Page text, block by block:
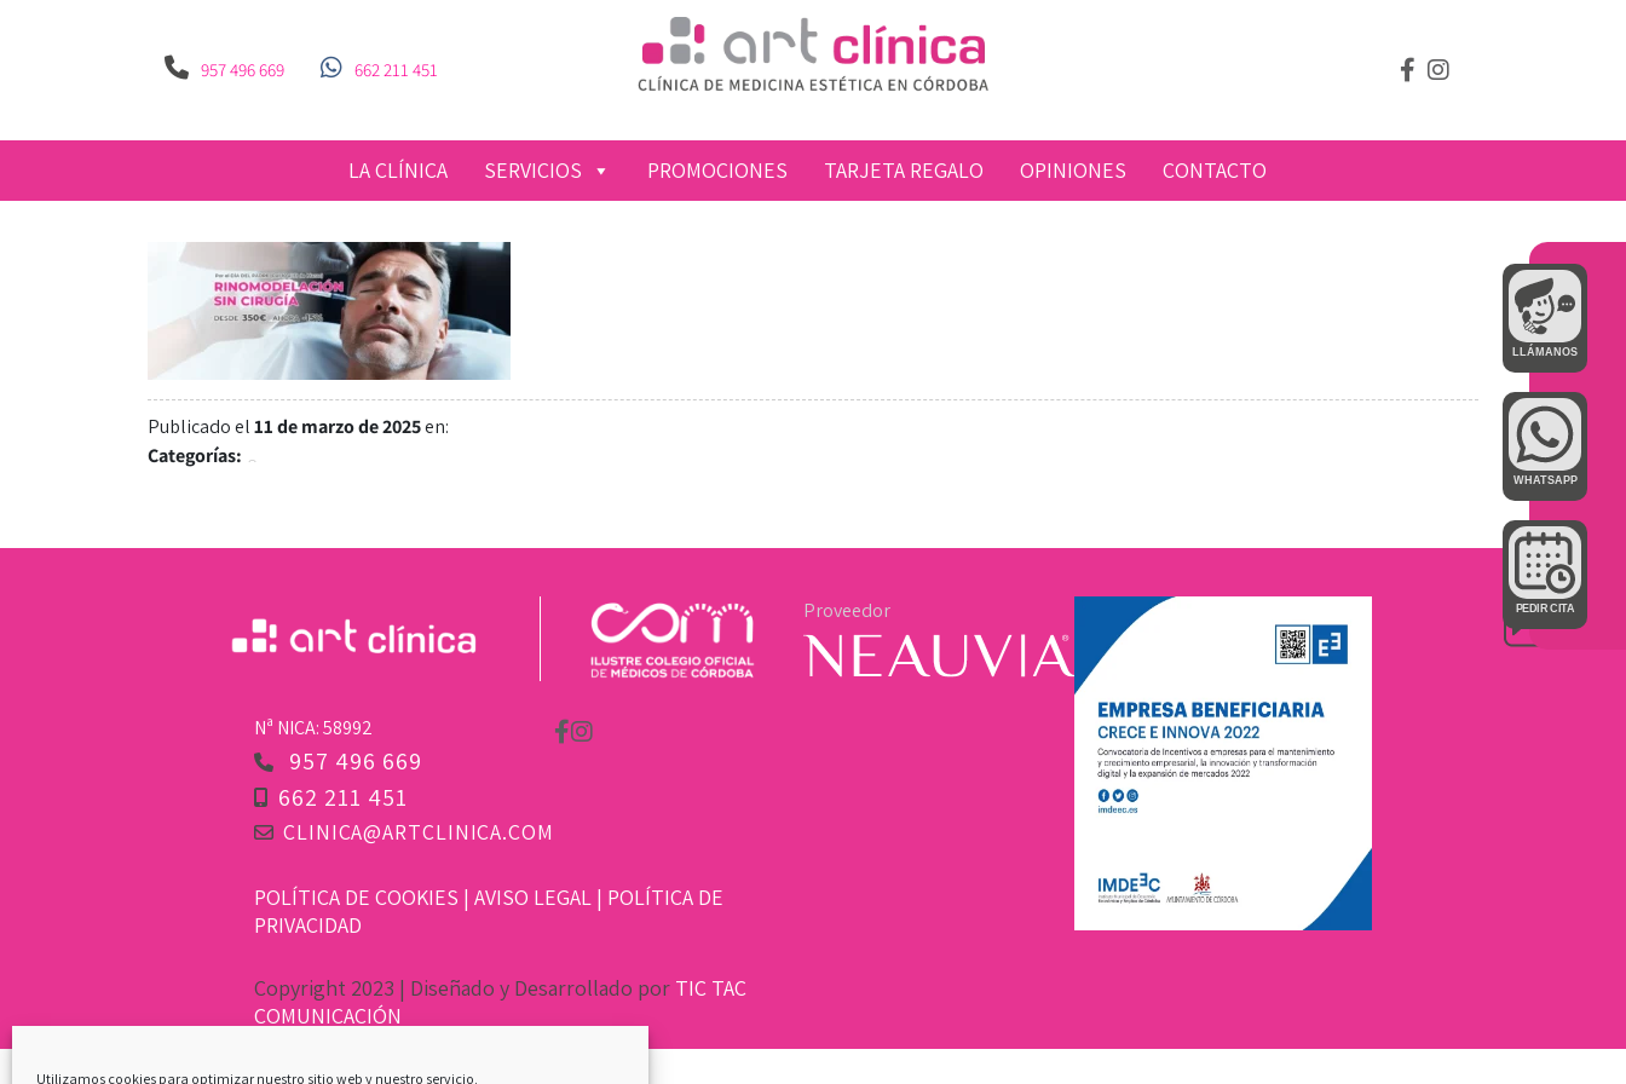
Utilizamos cookies para optimizar nuestro sitio web y nuestro servicio.
957 496 669 662 211 451
LA CLÍNICA SERVICIOS PROMOCIONES TARJETA REGALO OPINIONES CONTACTO
LLÁMANOS
WHATSAPP
PEDIR CITA
Publicado el11 de marzo de 2025en:
Categorías:
Nª NICA: 58992
957 496 669
662 211 451
CLINICA@ARTCLINICA.COM
POLÍTICA DE COOKIES | AVISO LEGAL | POLÍTICA DE
PRIVACIDAD
Copyright 2023 | Diseñado y Desarrollado por TIC TAC
COMUNICACIÓN
Proveedor